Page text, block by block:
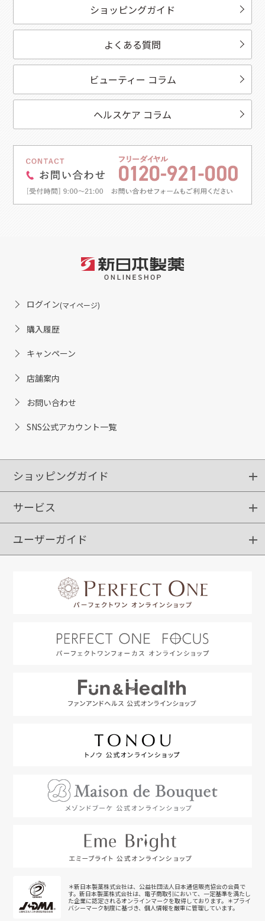
ショッピングガイド
よくある質問
ビューティー コラム
ヘルスケア コラム
ログイン(マイページ)
購入履歴
キャンペーン
店舗案内
お問い合わせ
SNS公式アカウント一覧
ショッピングガイド
ショッピングガイド
ご注文方法
送料・配送
クーポンご利用方法
サービス
定期購入
ポイントサービス
お知らせメール
ユーザーガイド
＊新日本製薬株式会社は、公益社団法人日本通信販売協会の会員で
す。新日本製薬株式会社は、電子商取引において、一定基準を満たし
た企業に認定されるオンラインマークを取得しております。＊プライ
バシーマーク制度に基づき、個人情報を厳重に管理しています。